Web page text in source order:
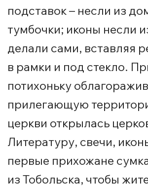
подставок – несли из
тумбочки; иконы несли
делали сами, вставляя
в рамки и под стекло.
потихоньку
прилегающую
церкви открылась
Литературу, свечи,
первые прихожане
из Тобольска, чтобы